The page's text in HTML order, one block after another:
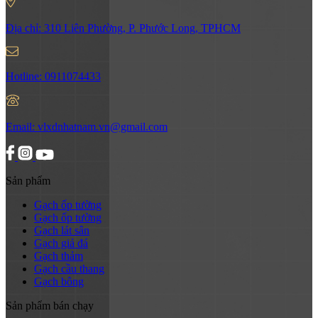
Địa chỉ: 310 Liên Phường, P. Phước Long, TPHCM
Hotline: 0911074433
Email: vlxdnhatnam.vn@gmail.com
Sản phẩm
Gạch ốp tường
Gạch ốp tường
Gạch lát sân
Gạch giả đá
Gạch thảm
Gạch cầu thang
Gạch bông
Sản phẩm bán chạy